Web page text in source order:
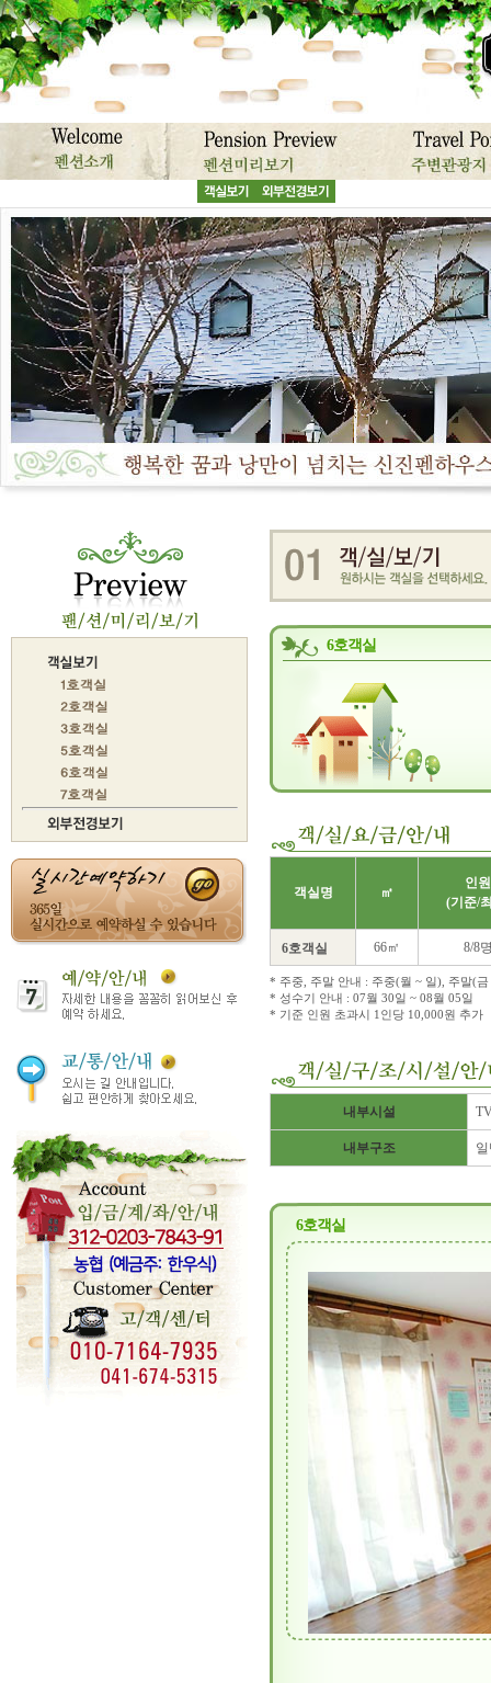
6호객실
객실명 ㎡
인원
(기준/
6호객실 66㎡ 8/8
* 주중, 주말 안내 : 주중(월 ~ 일), 주말(
* 성수기 안내 : 07월 30일 ~ 08월 05일
* 기준 인원 초과시 1인당 10,000원 추가
내부시설
내부구조
6호객실